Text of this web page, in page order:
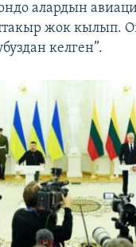
алардын
жок кылып.
келген”.